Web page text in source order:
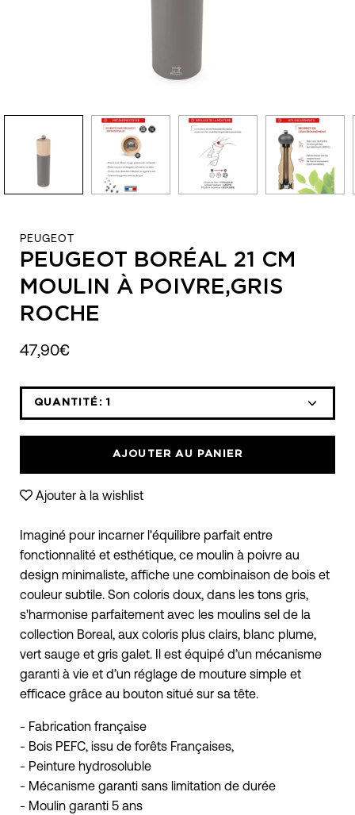
PEUGEOT
PEUGEOT BORÉAL 21 CM
MOULIN À POIVRE,GRIS
ROCHE
47,90€
QUANTITÉ: 1
AJOUTER AU PANIER
Ajouter à la wishlist
Imaginé pour incarner l'équilibre parfait entre
fonctionnalité et esthétique, ce moulin à poivre au
design minimaliste, affiche une combinaison de bois et
couleur subtile. Son coloris doux, dans les tons gris,
s'harmonise parfaitement avec les moulins sel de la
collection Boreal, aux coloris plus clairs, blanc plume,
vert sauge et gris galet. Il est équipé d’un mécanisme
garanti à vie et d’un réglage de mouture simple et
efficace grâce au bouton situé sur sa tête.
- Fabrication française
- Bois PEFC, issu de forêts Françaises,
- Peinture hydrosoluble
- Mécanisme garanti sans limitation de durée
- Moulin garanti 5 ans